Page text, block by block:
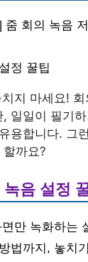
줌 회의 녹음
정 꿀팁
지 마세요!
일일이 필기
용합니다. 그
까요?
음 설정
만 녹화하는
법까지, 놓치